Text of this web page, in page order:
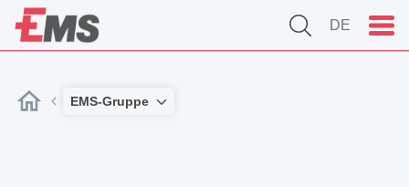
DE
EMS-Gruppe